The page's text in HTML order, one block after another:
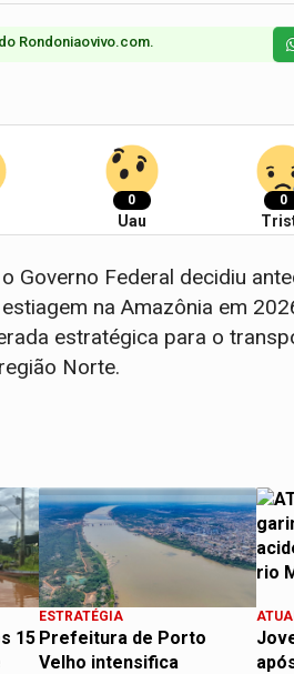
Rondoniaovivo.com.​
0
Uau
0
Governo Federal decidiu
na Amazônia em
estratégica para o
Norte.
15
ESTRATÉGIA
Prefeitura de Porto
Velho intensifica